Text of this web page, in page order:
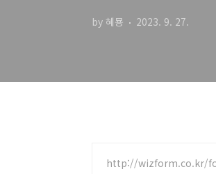
by 혜묭 2023. 9. 27.
http://wizform.co.kr/